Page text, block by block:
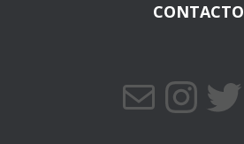
CONTACTO
CORREO ELECTRÓNICO INSTAGRAM